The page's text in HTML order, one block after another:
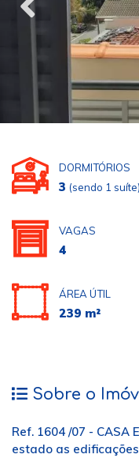
DORMITÓRIOS
3 (sendo 1 suíte)
VAGAS
4
ÁREA ÚTIL
239 m²
Sobre o
Ref. 1604 /07 - CASA
estado as